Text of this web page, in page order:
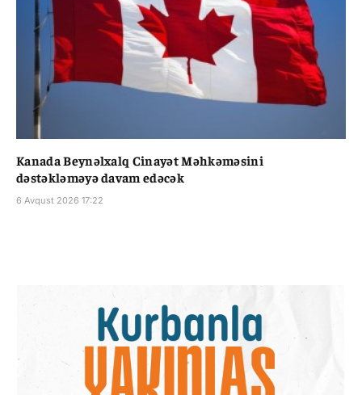
Kanada Beynəlxalq Cinayət Məhkəməsini
dəstəkləməyə davam edəcək
6 Avqust 2026 17:22